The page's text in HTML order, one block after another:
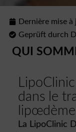
Dernière mise à
Geprüft durch
QUI
dans le
lipœdème
La LipoClinic